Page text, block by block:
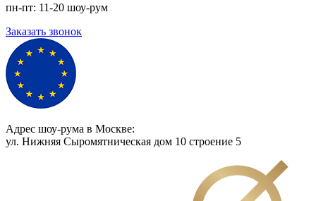
пн-пт: 11-20 шоу-рум
Заказать звонок
Адрес шоу-рума в Москве:
ул. Нижняя Сыромятническая дом 10 cтроение 5